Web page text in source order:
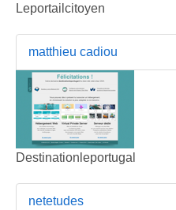
Leportailcitoyen
matthieu cadiou
Destinationleportugal
netetudes